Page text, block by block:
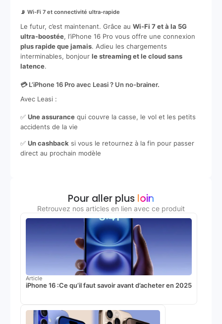
📡 Wi-Fi 7 et connectivité ultra-rapide
Le futur, c’est maintenant. Grâce au Wi-Fi 7 et à la 5G
ultra-boostée, l’iPhone 16 Pro vous offre une connexion
plus rapide que jamais. Adieu les chargements
interminables, bonjour le streaming et le cloud sans
latence.
💳 L’iPhone 16 Pro avec Leasi ? Un no-brainer.
Avec Leasi :
✅ Une assurancequi couvre la casse, le vol et les petits
accidents de la vie
✅ Un cashback si vous le retournez à la fin pour passer
direct au prochain modèle
Pour aller plus loin
Retrouvez nos articles en lien avec ce produit
Article
iPhone 16 :Ce qu’il faut savoir avant d’acheter en 2025